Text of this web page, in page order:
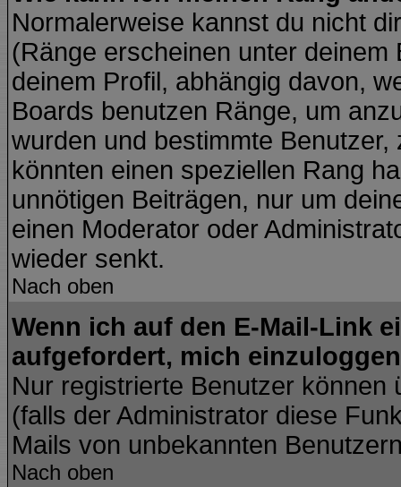
Normalerweise kannst du nicht
(Ränge erscheinen unter
deinem Profil, abhängig davon,
Boards benutzen Ränge, um
wurden und bestimmte
könnten einen speziellen Rang
unnötigen Beiträgen, nur um
einen Moderator oder
wieder senkt.
Nach oben
Wenn ich auf den E-Mail-Link
aufgefordert, mich
Nur registrierte Benutzer
(falls der Administrator diese
Mails von unbekannten
Nach oben